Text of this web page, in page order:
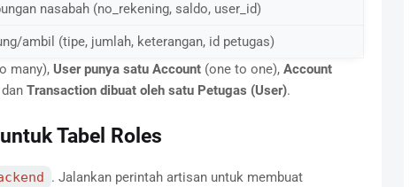
nasabah (no_rekening, saldo, user_id)
ambil (tipe, jumlah, keterangan, id petugas)
many), User punya satu Account(one to one), Account
Transaction dibuat oleh satu Petugas (User).
Tabel Roles
. Jalankan perintah artisan untuk membuat